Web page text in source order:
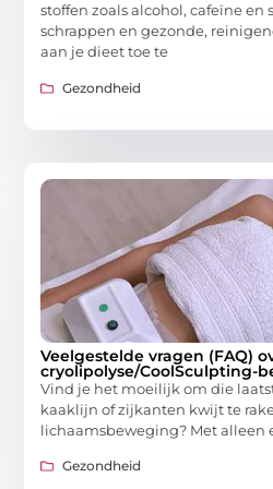
stoffen zoals alcohol, cafeïne en
schrappen en gezonde,
aan je dieet toe te
Gezondheid
Veelgestelde vragen (FAQ)
cryolipolyse/CoolSculpting-
Vind je het moeilijk om die
kaaklijn of zijkanten kwijt te
lichaamsbeweging? Met alleen
Gezondheid